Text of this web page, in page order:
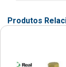
Produtos